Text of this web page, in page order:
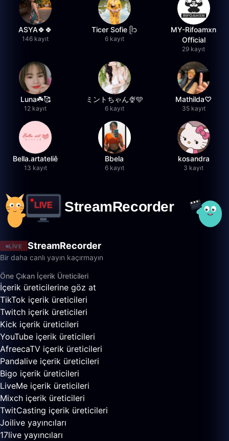
ASYA🍀🍀
146 kayıt
Ticer Sofie ᥫ᭡
6 kayıt
MY-Rifoamxn
Official
29 kayıt
Luna☘️🥰
12 kayıt
ミントちゃん🍨🩵
6 kayıt
Mathilda♡︎
35 kayıt
Bella.artateliê
13 kayıt
Bbela
6 kayıt
kosandra
3 kayıt
LIVE StreamRecorder
Bir daha canlı yayın kaçırmayın
Öne Çıkan İçerik Üreticileri
İçerik üreticilerine göz at
TikTok içerik üreticileri
Twitch içerik üreticileri
Kick içerik üreticileri
YouTube içerik üreticileri
AfreecaTV içerik üreticileri
Pandalive içerik üreticileri
Bigo içerik üreticileri
LiveMe içerik üreticileri
Mixch içerik üreticileri
TwitCasting içerik üreticileri
Joilive yayıncıları
17live yayıncıları